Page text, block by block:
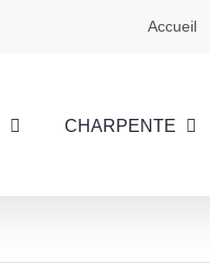
Accueil
CHARPENTE